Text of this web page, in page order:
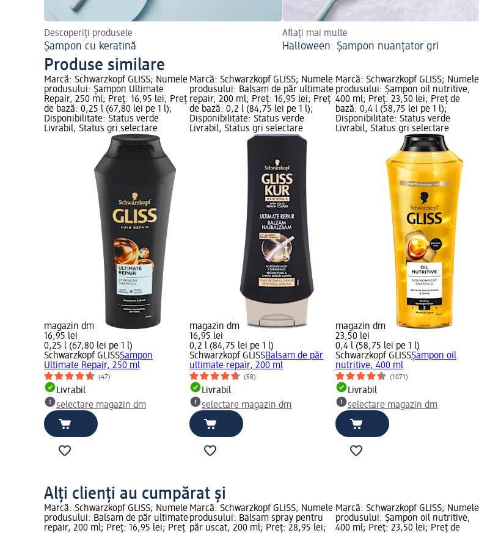
Descoperiți produsele
Șampon cu keratină
Aflați mai multe
Halloween: Șampon nuanțator gri
Produse similare
Marcă: Schwarzkopf GLISS; Numele
produsului: Șampon Ultimate
Repair, 250 ml; Preț: 16,95 lei; Preț
de bază: 0,25 l (67,80 lei pe 1 l);
Disponibilitate: Status verde
Livrabil, Status gri selectare
magazin dm
16,95 lei
0,25 l (67,80 lei pe 1 l)
Schwarzkopf GLISSȘampon
Ultimate Repair, 250 ml
(47)
Livrabil
selectare magazin dm
Marcă: Schwarzkopf GLISS; Numele
produsului: Balsam de păr ultimate
repair, 200 ml; Preț: 16,95 lei; Preț
de bază: 0,2 l (84,75 lei pe 1 l);
Disponibilitate: Status verde
Livrabil, Status gri selectare
magazin dm
16,95 lei
0,2 l (84,75 lei pe 1 l)
Schwarzkopf GLISSBalsam de păr
ultimate repair, 200 ml
(58)
Livrabil
selectare magazin dm
Marcă: Schwarzkopf GLISS; Numele
produsului: Șampon oil nutritive,
400 ml; Preț: 23,50 lei; Preț de
bază: 0,4 l (58,75 lei pe 1 l);
Disponibilitate: Status verde
Livrabil, Status gri selectare
magazin dm
23,50 lei
0,4 l (58,75 lei pe 1 l)
Schwarzkopf GLISSȘampon oil
nutritive, 400 ml
(1071)
Livrabil
selectare magazin dm
Alți clienți au cumpărat și
Marcă: Schwarzkopf GLISS; Numele
produsului: Balsam de păr ultimate
repair, 200 ml; Preț: 16,95 lei; Preț
Marcă: Schwarzkopf GLISS; Numele
produsului: Balsam spray pentru
păr uscat, 200 ml; Preț: 28,95 lei;
Marcă: Schwarzkopf GLISS; Numele
produsului: Șampon oil nutritive,
400 ml; Preț: 23,50 lei; Preț de